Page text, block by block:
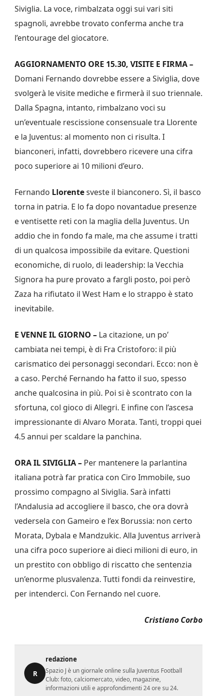
Siviglia. La voce, rimbalzata oggi sui vari siti
spagnoli, avrebbe trovato conferma anche tra
l’entourage del giocatore.
AGGIORNAMENTO ORE 15.30, VISITE E FIRMA –
Domani Fernando dovrebbe essere a Siviglia, dove
svolgerà le visite mediche e firmerà il suo triennale.
Dalla Spagna, intanto, rimbalzano voci su
un’eventuale rescissione consensuale tra Llorente
e la Juventus: al momento non ci risulta. I
bianconeri, infatti, dovrebbero ricevere una cifra
poco superiore ai 10 milioni d’euro.
Fernando Llorentesveste il bianconero. Sì, il basco
torna in patria. E lo fa dopo novantadue presenze
e ventisette reti con la maglia della Juventus. Un
addio che in fondo fa male, ma che assume i tratti
di un qualcosa impossibile da evitare. Questioni
economiche, di ruolo, di leadership: la Vecchia
Signora ha pure provato a fargli posto, poi però
Zaza ha rifiutato il West Ham e lo strappo è stato
inevitabile.
E VENNE IL GIORNO – La citazione, un po’
cambiata nei tempi, è di Fra Cristoforo: il più
carismatico dei personaggi secondari. Ecco: non è
a caso. Perché Fernando ha fatto il suo, spesso
anche qualcosina in più. Poi si è scontrato con la
sfortuna, col gioco di Allegri. E infine con l’ascesa
impressionante di Alvaro Morata. Tanti, troppi quei
4.5 annui per scaldare la panchina.
ORA IL SIVIGLIA – Per mantenere la parlantina
italiana potrà far pratica con Ciro Immobile, suo
prossimo compagno al Siviglia. Sarà infatti
l’Andalusia ad accogliere il basco, che ora dovrà
vedersela con Gameiro e l’ex Borussia: non certo
Morata, Dybala e Mandzukic. Alla Juventus arriverà
una cifra poco superiore ai dieci milioni di euro, in
un prestito con obbligo di riscatto che sentenzia
un’enorme plusvalenza. Tutti fondi da reinvestire,
per intenderci. Con Fernando nel cuore.
Cristiano Corbo
R
redazione
Spazio J è un giornale online sulla Juventus Football
Club: foto, calciomercato, video, magazine,
informazioni utili e approfondimenti 24 ore su 24.